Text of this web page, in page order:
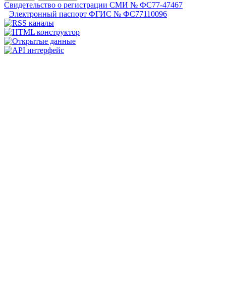
Свидетельство о регистрации СМИ № ФС77-47467
Электронный паспорт ФГИС № ФС77110096